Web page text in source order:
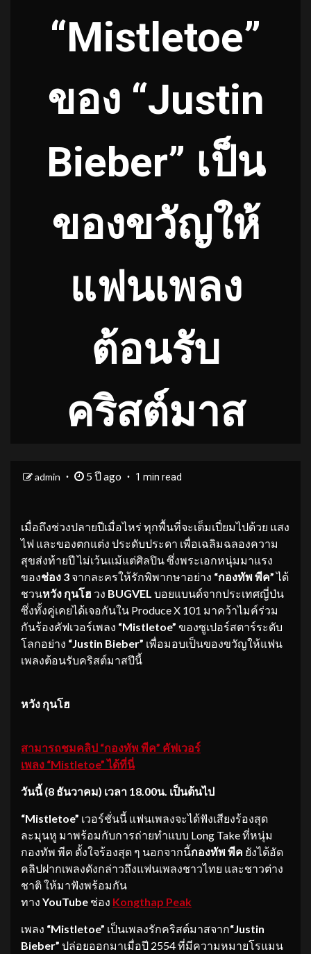
“Mistletoe”
ของ “Justin
Bieber” เป็น
ของขวัญให้
แฟนเพลง
ต้อนรับ
คริสต์มาส
admin 5 ปี ago 1 min read
เมื่อถึงช่วงปลายปีเมื่อไหร่ ทุกพื้นที่จะเต็มเปี่ยมไปด้วย แสง
ไฟ และของตกแต่ง ประดับประดา เพื่อเฉลิมฉลองความ
สุขส่งท้ายปี ไม่เว้นแม้แต่ศิลปิน ซึ่งพระเอกหนุ่มมาแรง
ของช่อง 3 จากละครให้รักพิพากษาอย่าง “กองทัพ พีค”ได้
ชวนหวัง กุนโฮ วง BUGVEL บอยแบนด์จากประเทศญี่ป่น
ซึ่งทั้งคู่เคยได้เจอกันใน Produce X 101 มาคว้าไมค์ร่วม
กันร้องคัฟเวอร์เพลง “Mistletoe” ของซูเปอร์สตาร์ระดับ
โลกอย่าง “Justin Bieber” เพื่อมอบเป็นของขวัญให้แฟน
เพลงต้อนรับคริสต์มาสปีนี้
หวัง กุนโฮ
สามารถชมคลิป “กองทัพ พีค” คัฟเวอร์
เพลง “Mistletoe”ได้ที่นี่
วันนี้(8 ธันวาคม) เวลา 18.00น. เป็นต้นไป
“Mistletoe” เวอร์ชั่นนี้ แฟนเพลงจะได้ฟังเสียงร้องสุด
ละมุนหู มาพร้อมกับการถ่ายทำแบบ Long Take ที่หนุ่ม
กองทัพ พีค ตั้งใจร้องสุด ๆ นอกจากนี้กองทัพ พีค ยังได้อัด
คลิปฝากเพลงดังกล่าวถึงแฟนเพลงชาวไทย และชาวต่าง
ชาติ ให้มาฟังพร้อมกัน
ทาง YouTube ช่อง Kongthap Peak
เพลง “Mistletoe” เป็นเพลงรักคริสต์มาสจาก“Justin
Bieber” ปล่อยออกมาเมื่อปี 2554 ที่มีความหมายโรแมน